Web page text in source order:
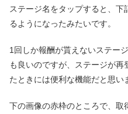
ステージ名をタップすると、
るようになったみたいです。
1回しか報酬が貰えないステー
も良いのですが、ステージが
たときには便利な機能だと思い
下の画像の赤枠のところで、取